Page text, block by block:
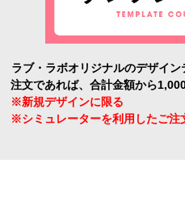
ラブ・ラボオリジナルのデザイ
注文であれば、合計金額から
※新規デザインに限る
※シミュレーターを利用したご注